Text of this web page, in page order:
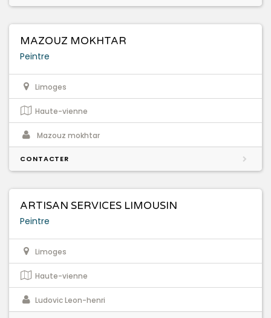
MAZOUZ MOKHTAR
Peintre
Limoges
Haute-vienne
Mazouz mokhtar
CONTACTER
ARTISAN SERVICES LIMOUSIN
Peintre
Limoges
Haute-vienne
Ludovic Leon-henri